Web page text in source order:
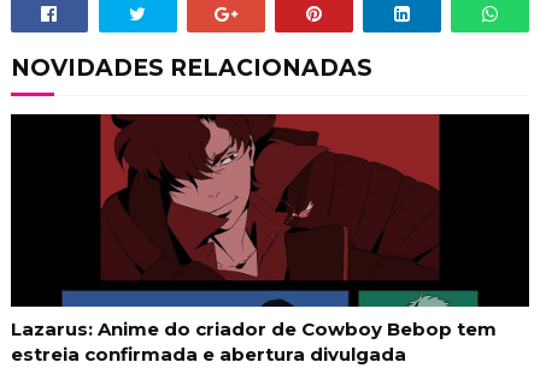
NOVIDADES RELACIONADAS
Lazarus: Anime do criador de Cowboy Bebop tem
estreia confirmada e abertura divulgada